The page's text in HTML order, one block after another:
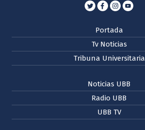
Portada
Tv Noticias
Tribuna Universitaria
Noticias UBB
Radio UBB
UBB TV